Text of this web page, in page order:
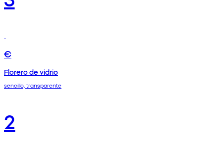
€
Florero de vidrio
sencillo, transparente
2